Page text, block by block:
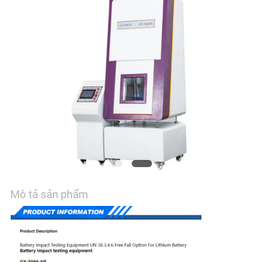
ĐỒ
TRANG
WEB
Mô tả sản phẩm